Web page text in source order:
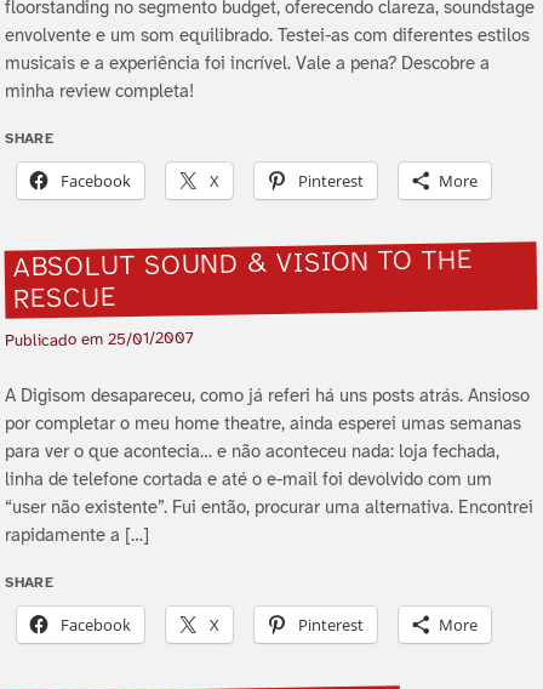
floorstanding no segmento budget, oferecendo clareza, soundstage
envolvente e um som equilibrado. Testei-as com diferentes estilos
musicais e a experiência foi incrível. Vale a pena? Descobre a
minha review completa!
SHARE
Facebook X Pinterest More
ABSOLUT SOUND & VISION TO THE
RESCUE
Publicado em25/01/2007
A Digisom desapareceu, como já referi há uns posts atrás. Ansioso
por completar o meu home theatre, ainda esperei umas semanas
para ver o que acontecia… e não aconteceu nada: loja fechada,
linha de telefone cortada e até o e-mail foi devolvido com um
“user não existente”. Fui então, procurar uma alternativa. Encontrei
rapidamente a […]
SHARE
Facebook X Pinterest More